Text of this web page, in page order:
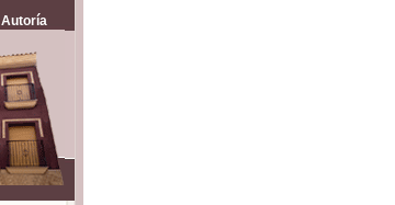
Autoría